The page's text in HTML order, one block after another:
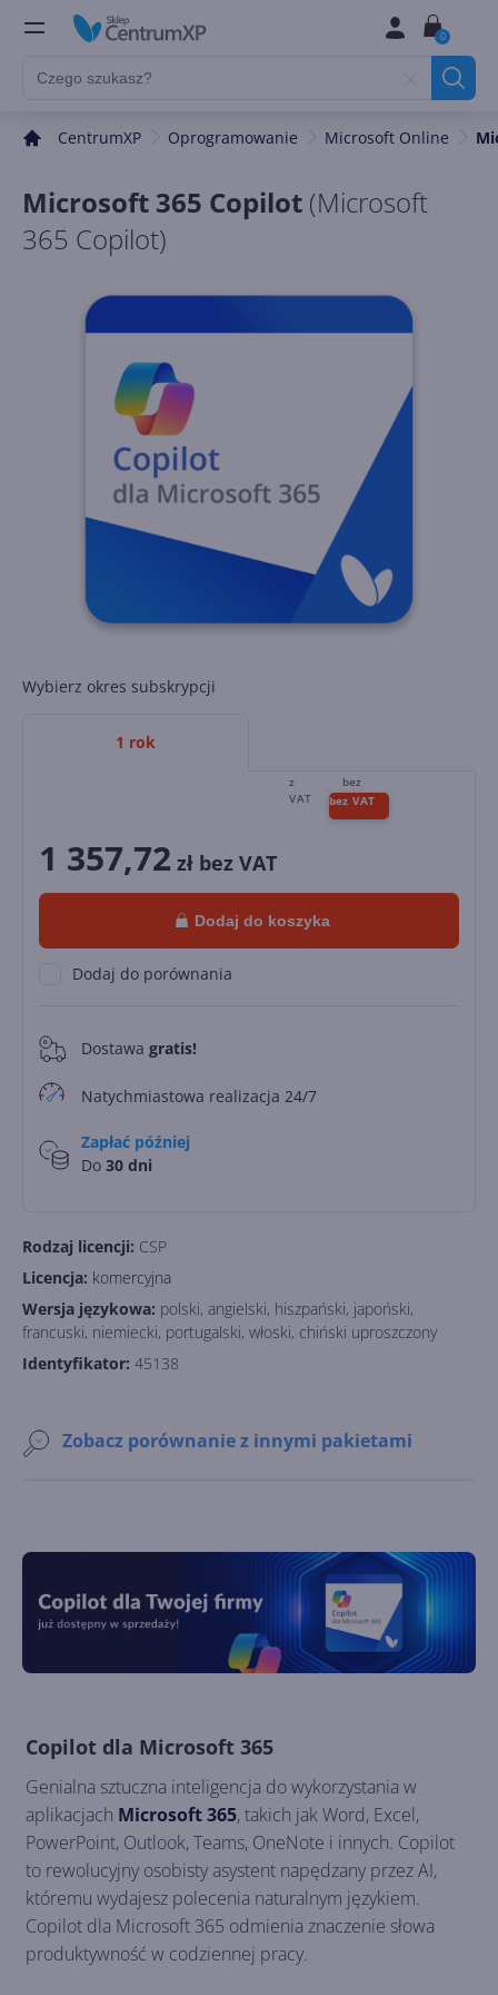
0
CentrumXP Oprogramowanie Microsoft Online
Microsoft 365 Copilot (Microsoft
365 Copilot)
Wybierz okres subskrypcji
1 rok
1 357,72 zł bez VAT
Dodaj do koszyka
Dodaj do porównania
0 Dostawa gratis!
Natychmiastowa realizacja 24/7
Zapłać później
Do 30 dni
Rodzaj licencji: CSP
Licencja: komercyjna
Wersja językowa: polski, angielski, hiszpański, japoński,
francuski, niemiecki, portugalski, włoski, chiński uproszczony
Identyfikator: 45138
Zobacz porównanie z innymi pakietami
Copilot dla Microsoft 365
Genialna sztuczna inteligencja do wykorzystania w
aplikacjach Microsoft 365, takich jak Word, Excel,
PowerPoint, Outlook, Teams, OneNote i innych. Copilot
to rewolucyjny osobisty asystent napędzany przez AI,
któremu wydajesz polecenia naturalnym językiem.
Copilot dla Microsoft 365 odmienia znaczenie słowa
produktywność w codziennej pracy.